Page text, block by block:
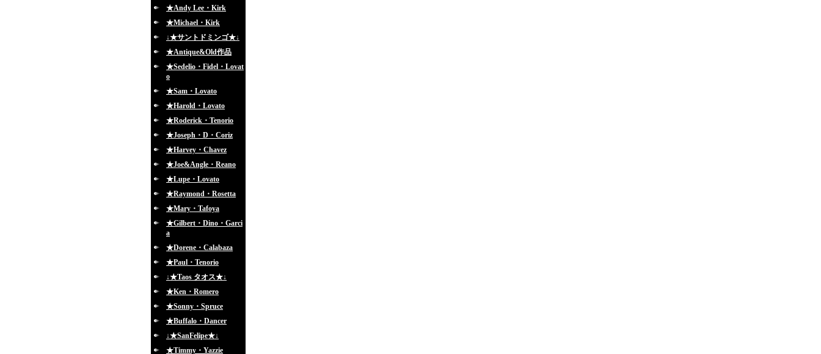
★Andy Lee・Kirk
★Michael・Kirk
↓★サントドミンゴ★↓
★Antique&Old作品
★Sedelio・Fidel・Lovat
o
★Sam・Lovato
★Harold・Lovato
★Roderick・Tenorio
★Joseph・D・Coriz
★Harvey・Chavez
★Joe&Angle・Reano
★Lupe・Lovato
★Raymond・Rosetta
★Mary・Tafoya
★Gilbert・Dino・Garci
a
★Dorene・Calabaza
★Paul・Tenorio
↓★Taos タオス★↓
★Ken・Romero
★Sonny・Spruce
★Buffalo・Dancer
↓★SanFelipe★↓
★Timmy・Yazzie